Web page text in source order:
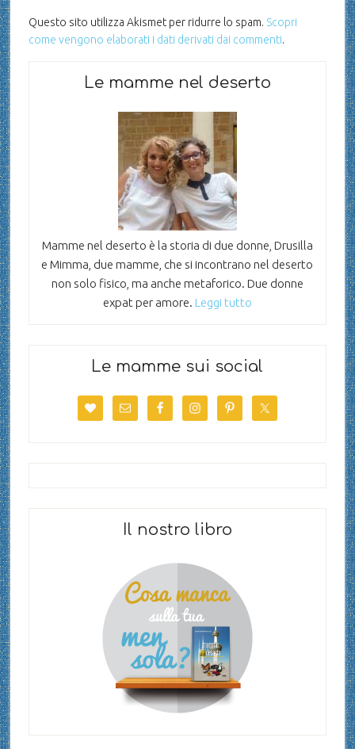
Questo sito utilizza Akismet per ridurre lo spam. Scopri
come vengono elaborati i dati derivati dai commenti.
Le mamme nel deserto
Mamme nel deserto è la storia di due donne, Drusilla
e Mimma, due mamme, che si incontrano nel deserto
non solo fisico, ma anche metaforico. Due donne
expat per amore. Leggi tutto
Le mamme sui social
Il nostro libro